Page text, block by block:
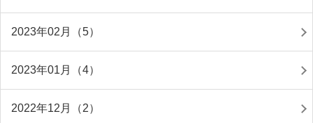
2023年02月（5）
2023年01月（4）
2022年12月（2）